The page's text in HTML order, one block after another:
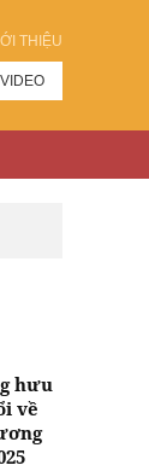
THIỆU
VIDEO
hưu
về